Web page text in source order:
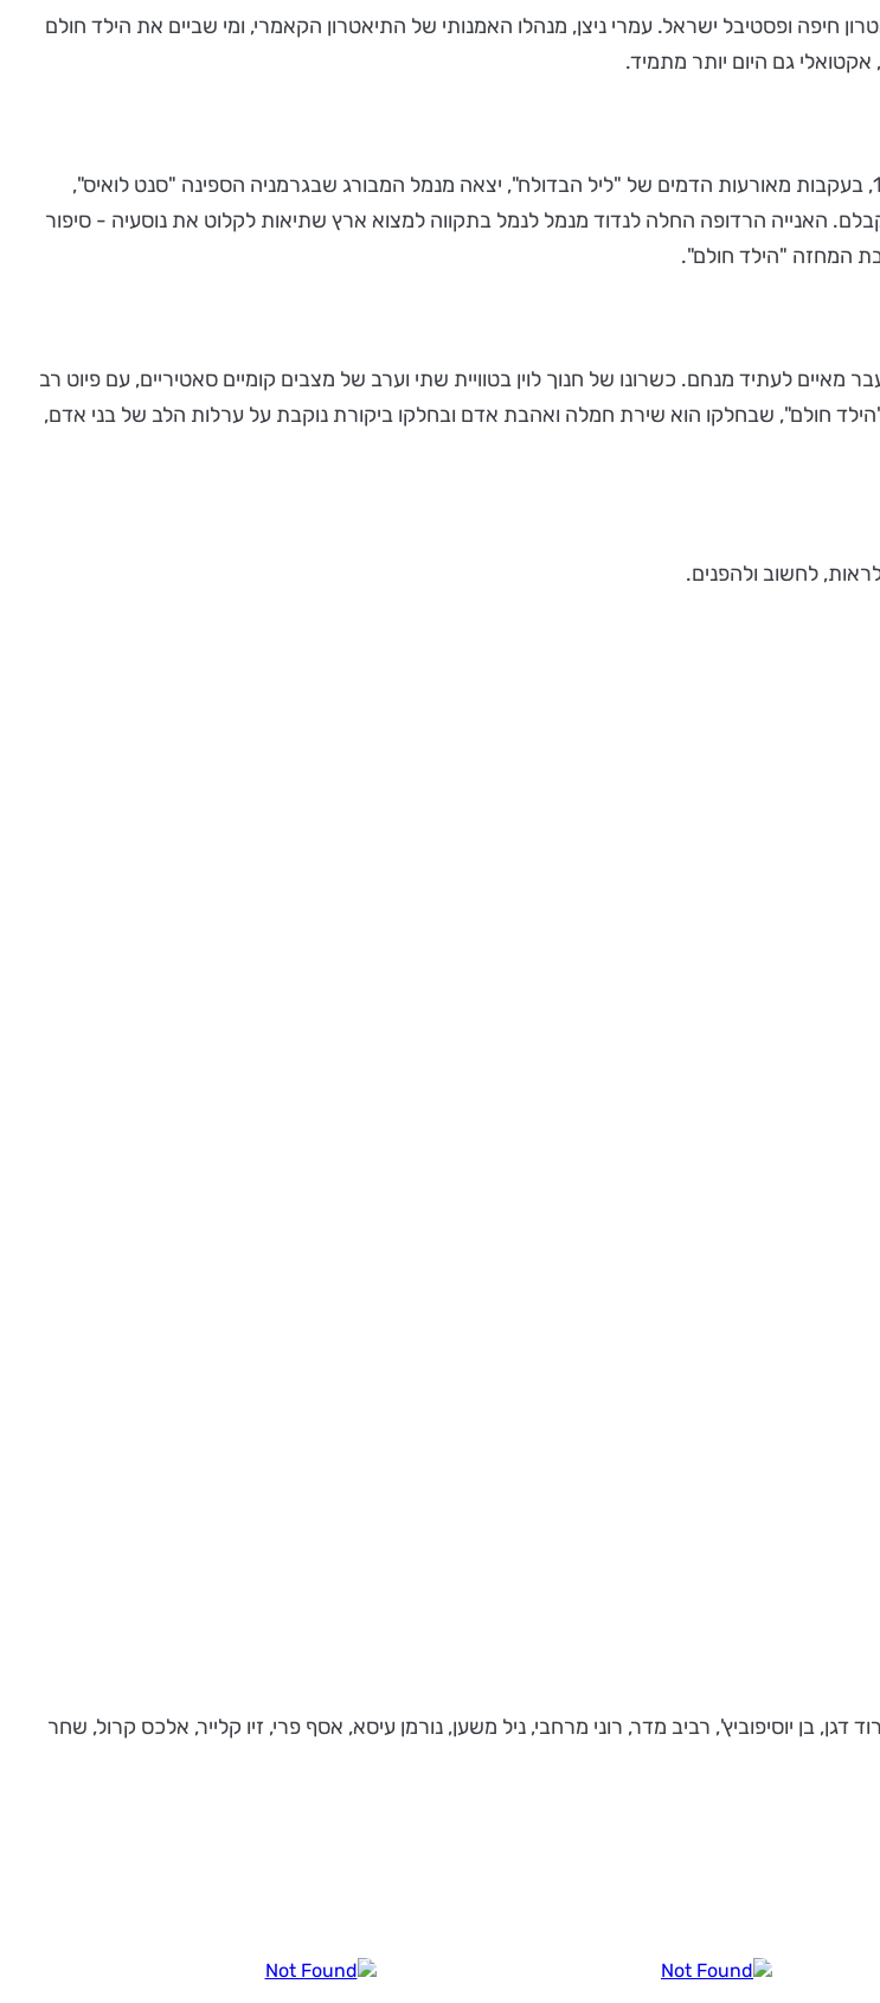
משותפת של תיאטרון תיאטרון חיפה ופסטיבל ישראל. עמרי ניצן, מנהלו האמנותי של התיאטרון הקאמרי, ומי שביים את הילד חולם
סיפור מעשה שהתרחש והובא ע"י יצחק לאור בכתב העת "מטעם": ב-13 במאי 1939, בעקבות מאורעות הדמים של "ליל הבדולח", יצאה מנמל המבורג שבגרמניה הספינה "סנט לואיס",
סירבו לקבלם. האנייה הרדופה החלה לנדוד מנמל לנמל בתקווה למצוא ארץ שתיאות לקלוט את נוסעיה - סיפור
המחזה "הילד חולם".
לעתיד מנחם. כשרונו של חנוך לוין בטוויית שתי וערב של מצבים קומיים סאטיריים, עם פיוט רב
חולם", שבחלקו הוא שירת חמלה ואהבת אדם ובחלקו ביקורת נוקבת על ערלות הלב של בני אדם,
לחשוב ולהפנים.
בן יוסיפוביץ', רביב מדר, רוני מרחבי, ניל משען, נורמן עיסא, אסף פרי, זיו קלייר, אלכס קרול, שחר